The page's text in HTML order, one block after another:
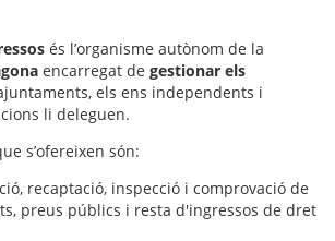
és l’organisme autònom de la
encarregat de gestionar els
els ens independents i
li deleguen.
s’ofereixen són:
recaptació, inspecció i comprovació de
preus públics i resta d'ingressos de dret